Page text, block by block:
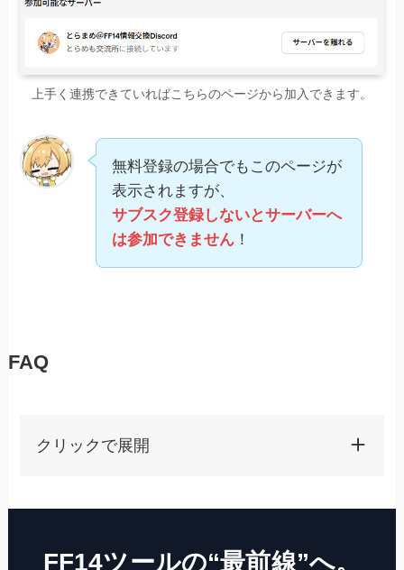
上手く連携できていればこちらのページから加入できます。
無料登録の場合でもこのページが
表示されますが、
サブスク登録しないとサーバーへ
は参加できません ！
FAQ
クリックで展開
FF14ツールの“最前線”へ。